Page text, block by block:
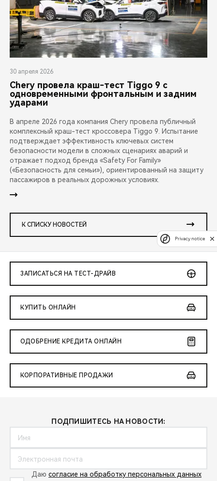
30 апреля 2026
Chery провела краш-тест Tiggo 9 с
одновременными фронтальным и задним
ударами
В апреле 2026 года компания Chery провела публичный
комплексный краш-тест кроссовера Tiggo 9. Испытание
подтверждает эффективность ключевых систем
безопасности модели в сложных сценариях аварий и
отражает подход бренда «Safety For Family»
(«Безопасность для семьи»), ориентированный на защиту
пассажиров в реальных дорожных условиях.
К СПИСКУ НОВОСТЕЙ
ЗАПИСАТЬСЯ НА ТЕСТ-ДРАЙВ
КУПИТЬ ОНЛАЙН
ОДОБРЕНИЕ КРЕДИТА ОНЛАЙН
КОРПОРАТИВНЫЕ ПРОДАЖИ
ПОДПИШИТЕСЬ НА НОВОСТИ:
Даю согласие на обработку персональных данных
Privacy notice